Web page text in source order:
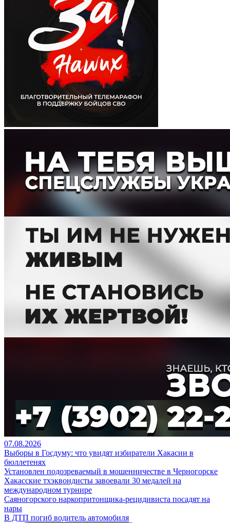
07.08.2026
Выборы в Госдуму: что увидят избиратели Хакасии в
бюллетенях
Установлен подозреваемый в мошенничестве в Черногорске
Хакасские тхэквондисты завоевали 30 медалей на
международном турнире
Саяногорского наркопритонщика-рецидивиста посадят на
нары
В ДТП погиб водитель автомобиля